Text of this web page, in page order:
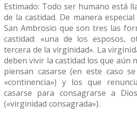
Estimado: Todo ser humano está
de la castidad. De manera
San Ambrosio que son tres las
castidad: «una de los esposos,
tercera de la virginidad». La
deben vivir la castidad los que aún
piensan casarse (en este caso
«continencia») y los que
casarse para consagrarse a
(«virginidad consagrada»).